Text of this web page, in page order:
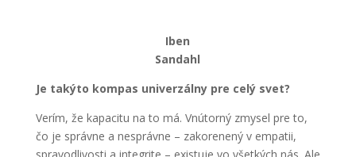
Iben
Sandahl
Je takýto kompas univerzálny pre celý svet?
Verím, že kapacitu na to má. Vnútorný zmysel pre to,
čo je správne a nesprávne – zakorenený v empatii,